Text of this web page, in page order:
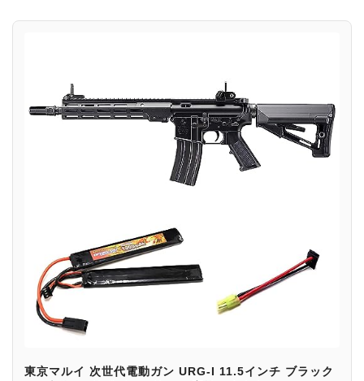
東京マルイ 次世代電動ガン URG-I 11.5インチ ブラック